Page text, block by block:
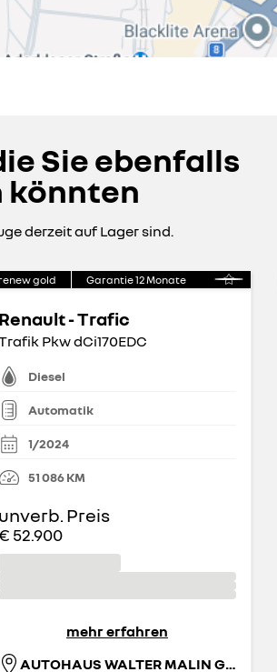
Sie ebenfalls
könnten
derzeit auf Lager sind.
renew gold Garantie12Monate
Renault - Trafic
Pkw dCi170EDC
Diesel
Automatik
1/2024
51 086KM
unverb. Preis
52.900
mehr erfahren
AUTOHAUS WALTER MALIN GMBH